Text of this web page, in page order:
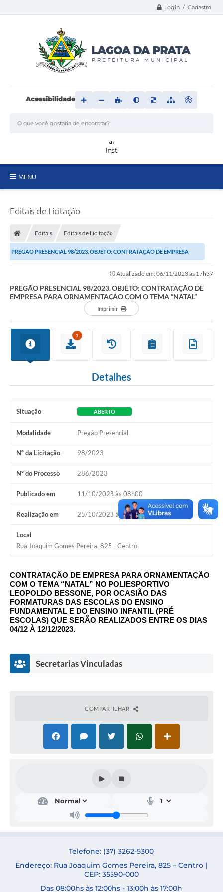
Login / Cadastro
Acessibilidade
MENU
Carta de Serviços
Telefones Úteis
IPTU, ALVARÁ, ISS E OUTROS SERVIÇOS
Administração
A Prefeitura
A Nossa Cidade
Conselhos Municipais
Sala Mineira do Empreendedor
PAD
MROSC - Parcerias
Contratos
Legislação
Termos de Uso & Política de Privacidade
Editais de Licitação
Editais Editais de Licitação
PREGÃO PRESENCIAL 98/2023. OBJETO: CONTRATAÇÃO DE EMPRESA
PARA ORNAMENTAÇÃO COM O TEMA “NATAL”
Atualizado em: 06/11/2023 às 17h37
PREGÃO PRESENCIAL 98/2023. OBJETO: CONTRATAÇÃO DE
EMPRESA PARA ORNAMENTAÇÃO COM O TEMA “NATAL”
Imprimir
1
Detalhes
Situação ABERTO
Modalidade Pregão Presencial
Nº da Licitação 98/2023
Nº do Processo 286/2023
Publicado em 11/10/2023 às 08h00
Realização em 25/10/2023 às 09h00
Local
Rua Joaquim Gomes Pereira, 825 - Centro
CONTRATAÇÃO DE EMPRESA PARA ORNAMENTAÇÃO
COM O TEMA “NATAL” NO POLIESPORTIVO
LEOPOLDO BESSONE, POR OCASIÃO DAS
FORMATURAS DAS ESCOLAS DO ENSINO
FUNDAMENTAL E DO ENSINO INFANTIL (PRÉ
ESCOLAS) QUE SERÃO REALIZADOS ENTRE OS DIAS
04/12 À 12/12/2023.
Secretarias Vinculadas
etar
IAN
RECI
COMPARTILHAR
Telefone: (37) 3262-5300
Endereço: Rua Joaquim Gomes Pereira, 825 – Centro |
CEP: 35590-000
Das 08:00hs às 12:00hs - 13:00h às 17:00h